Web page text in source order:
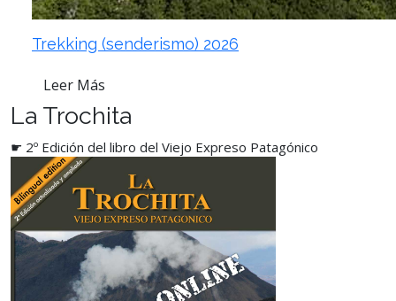
Trekking (senderismo) 2026
Leer Más
La Trochita
☛ 2º Edición del libro del Viejo Expreso Patagónico